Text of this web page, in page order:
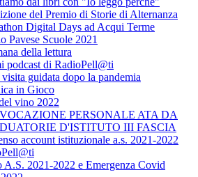
del Premio di Storie di Alternanza
Digital Days ad Acqui Terme
Pavese Scuole 2021
della lettura
podcast di RadioPell@ti
guidata dopo la pandemia
in Gioco
vino 2022
PERSONALE ATA DA
D'ISTITUTO III FASCIA
account istituzionale a.s. 2021-2022
A.S. 2021-2022 e Emergenza Covid